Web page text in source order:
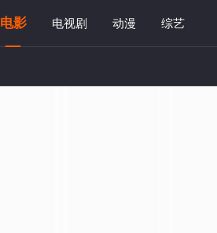
电影 电视剧 动漫 综艺